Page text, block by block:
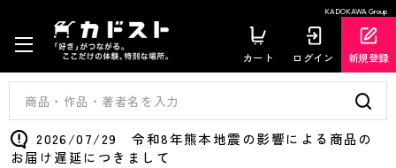
KADOKAWA Group
カート ログイン 新規登録
2026/07/29 令和8年熊本地震の影響による商品の
お届け遅延につきまして